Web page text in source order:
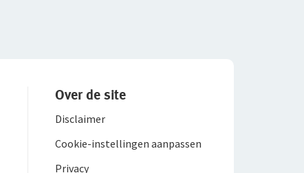
Over de site
Disclaimer
Cookie-instellingen aanpassen
Privacy